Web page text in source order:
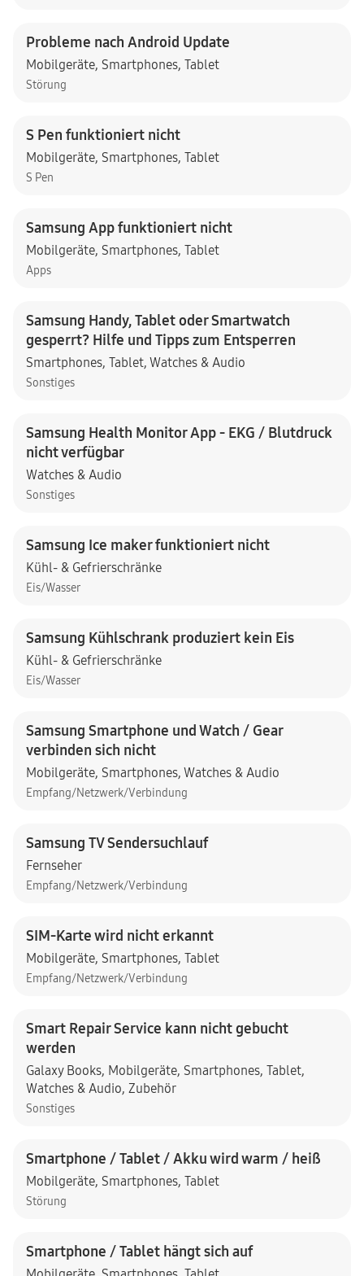
Probleme nach Android Update
Mobilgeräte, Smartphones, Tablet
Störung
S Pen funktioniert nicht
Mobilgeräte, Smartphones, Tablet
S Pen
Samsung App funktioniert nicht
Mobilgeräte, Smartphones, Tablet
Apps
Samsung Handy, Tablet oder Smartwatch
gesperrt? Hilfe und Tipps zum Entsperren
Smartphones, Tablet, Watches & Audio
Sonstiges
Samsung Health Monitor App - EKG / Blutdruck
nicht verfügbar
Watches & Audio
Sonstiges
Samsung Ice maker funktioniert nicht
Kühl- & Gefrierschränke
Eis/Wasser
Samsung Kühlschrank produziert kein Eis
Kühl- & Gefrierschränke
Eis/Wasser
Samsung Smartphone und Watch / Gear
verbinden sich nicht
Mobilgeräte, Smartphones, Watches & Audio
Empfang/Netzwerk/Verbindung
Samsung TV Sendersuchlauf
Fernseher
Empfang/Netzwerk/Verbindung
SIM-Karte wird nicht erkannt
Mobilgeräte, Smartphones, Tablet
Empfang/Netzwerk/Verbindung
Smart Repair Service kann nicht gebucht
werden
Galaxy Books, Mobilgeräte, Smartphones, Tablet,
Watches & Audio, Zubehör
Sonstiges
Smartphone / Tablet / Akku wird warm / heiß
Mobilgeräte, Smartphones, Tablet
Störung
Smartphone / Tablet hängt sich auf